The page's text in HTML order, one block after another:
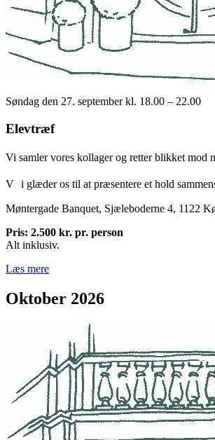
Søndag den 27. september kl. 18.00 – 22.00
Elevtræf
Vi samler vores kollager og retter blikket
V i glæder os til at præsentere et hold
Møntergade Banquet, Sjæleboderne 4, 1122
Pris: 2.500 kr. pr. person
Alt inklusiv.
Læs mere
Oktober 2026